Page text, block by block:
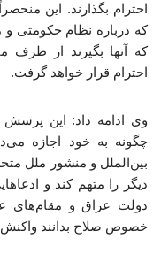
احترام بگذارند. این
که درباره نظام حکومتی
که آنها بگیرند از طرف
احترام قرار خواهد گرفت.
وی ادامه داد: این
چگونه به خود اجازه
بین‌الملل و منشور ملل
دیگر را متهم کند و
دولت عراق و مقام‌های
خصوص صلاح بدانند واکنش